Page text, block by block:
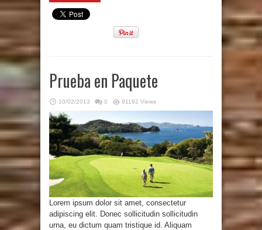
Prueba en Paquete
10/02/2013 0 91192 Views
Lorem ipsum dolor sit amet, consectetur
adipiscing elit. Donec sollicitudin sollicitudin
urna, eu dictum quam tristique id. Aliquam